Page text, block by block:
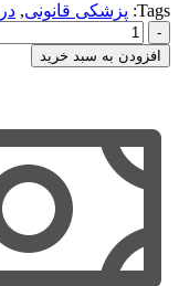
Tags: پزشکی قانونی,
درسنامه
پزشکی
قانونی
افزودن به سبد خرید